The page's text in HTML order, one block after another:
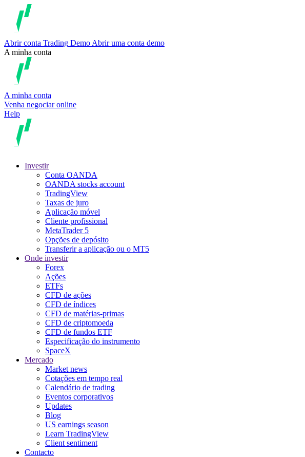
Abrir conta Trading Demo Abrir uma conta demo
A minha conta
A minha conta
Venha negociar online
Help
Investir
Conta OANDA
OANDA stocks account
TradingView
Taxas de juro
Aplicação móvel
Cliente profissional
MetaTrader 5
Opções de depósito
Transferir a aplicação ou o MT5
Onde investir
Forex
Ações
ETFs
CFD de ações
CFD de índices
CFD de matérias-primas
CFD de criptomoeda
CFD de fundos ETF
Especificação do instrumento
SpaceX
Mercado
Market news
Cotações em tempo real
Calendário de trading
Eventos corporativos
Updates
Blog
US earnings season
Learn TradingView
Client sentiment
Contacto